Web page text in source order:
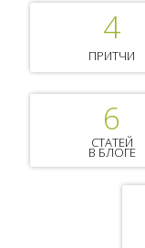
4
ПРИТЧИ
6
СТАТЕЙ
В БЛОГЕ